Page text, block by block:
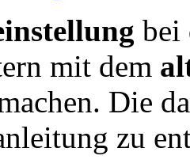
bei
mit dem
Die
zu